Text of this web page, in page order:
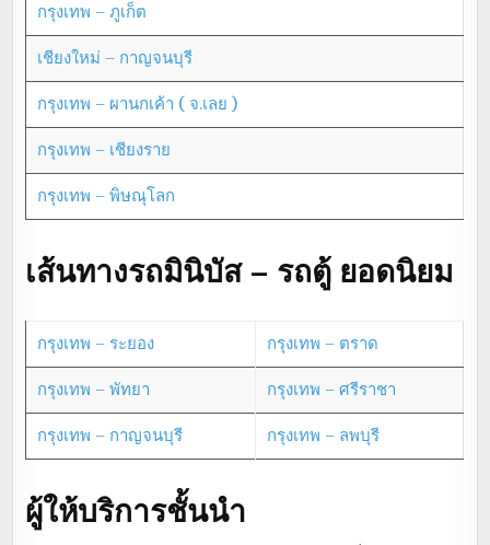
กรุงเทพ – ภูเก็ต
เชียงใหม่ – กาญจนบุรี
กรุงเทพ – ผานกเค้า ( จ.เลย )
กรุงเทพ – เชียงราย
กรุงเทพ – พิษณุโลก
เส้นทางรถมินิบัส – รถตู้ ยอดนิยม
กรุงเทพ – ระยอง กรุงเทพ – ตราด
กรุงเทพ – พัทยา กรุงเทพ – ศรีราชา
กรุงเทพ – กาญจนบุรี กรุงเทพ – ลพบุรี
ผู้ให้บริการชั้นนำ